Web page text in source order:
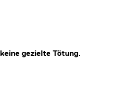
keine gezielte Tötung.